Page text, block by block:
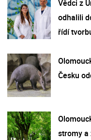
Vědci z
odhalili
řídí
Česku
stromy a